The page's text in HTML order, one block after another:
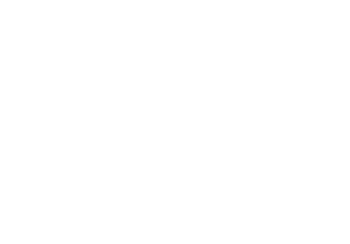
推廣短片競賽實施計畫」(含報名表、活動海